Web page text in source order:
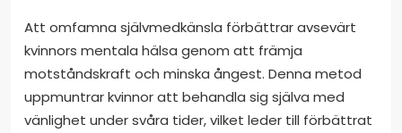
Att omfamna självmedkänsla förbättrar avsevärt
kvinnors mentala hälsa genom att främja
motståndskraft och minska ångest. Denna metod
uppmuntrar kvinnor att behandla sig själva med
vänlighet under svåra tider, vilket leder till förbättrat